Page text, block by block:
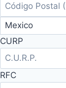
CURP
RFC